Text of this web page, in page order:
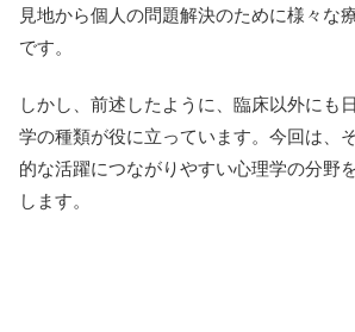
見地から個人の問題解決のために様々な
です。
しかし、前述したように、臨床以外にも
学の種類が役に立っています。今回は、
的な活躍につながりやすい心理学の分野
します。